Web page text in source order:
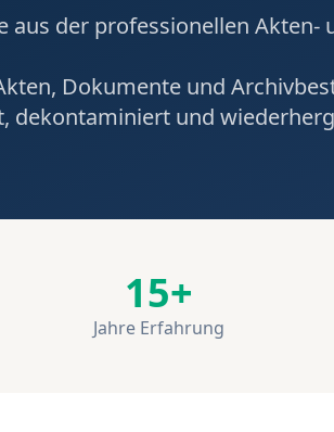
aus der professionellen Akten-
Dokumente und
dekontaminiert und
15+
Jahre Erfahrung